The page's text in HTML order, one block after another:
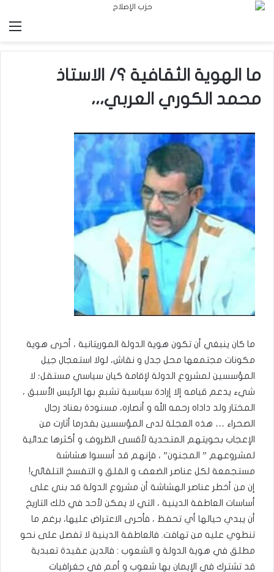
ما الهوية الثقافية ؟/ الاستاذ
محمد الكوري العربي،،،
ما كان ينبغي أن تكون هوية الدولة الموريتانية ، أحرى هوية
مكونات مجتمعها محل جدل و نقاش، لولا استعجال جيل
المؤسسين لمشروع الدولة لإقامة كيان سياسي مستقل؛ لا
شيء يدعم قيامه إلا إرادة سياسية تشبع بها الرئيس الأسبق ،
المختار ولد داداه رحمه الله و أنصاره، مسنودة بعناد رجال
الصحراء … هذه العجلة لدى المؤسسين بقدرما أثارت من
الإعجاب بحويتهم المتحدية لأقسى الظروف و أكثرها عدائية
لمشروعهم ” المجنون” ، فإنهم قد أسسوا هشاشة
مستجمعة لكل عناصر الضعف و القلق و التفسخ التلقائي!
إن من أخطر عناصر الهشاشة أن مشروع الدولة قد بني على
أساسات العاطفة الدينية ، التي لا يمكن لأحد في ذلك التاريخ
أن يبدي حيالها أي تحفظ ، فأحرى الاعتراض عليها، برغم ما
تنطوي عليه من تهافت. فالعاطفة الدينية لا تفصل على نحو
مطلق في هوية الدولة و الشعوب : فالدين عقيدة تعبدية
قد تشترك في الإيمان بها شعوب و أمم في جغرافيات